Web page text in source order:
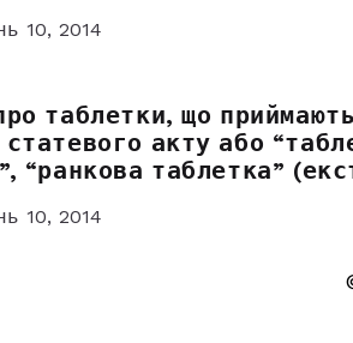
10, 2014
таблетки, що
статевого акту або
“ранкова таблетка”
10, 2014